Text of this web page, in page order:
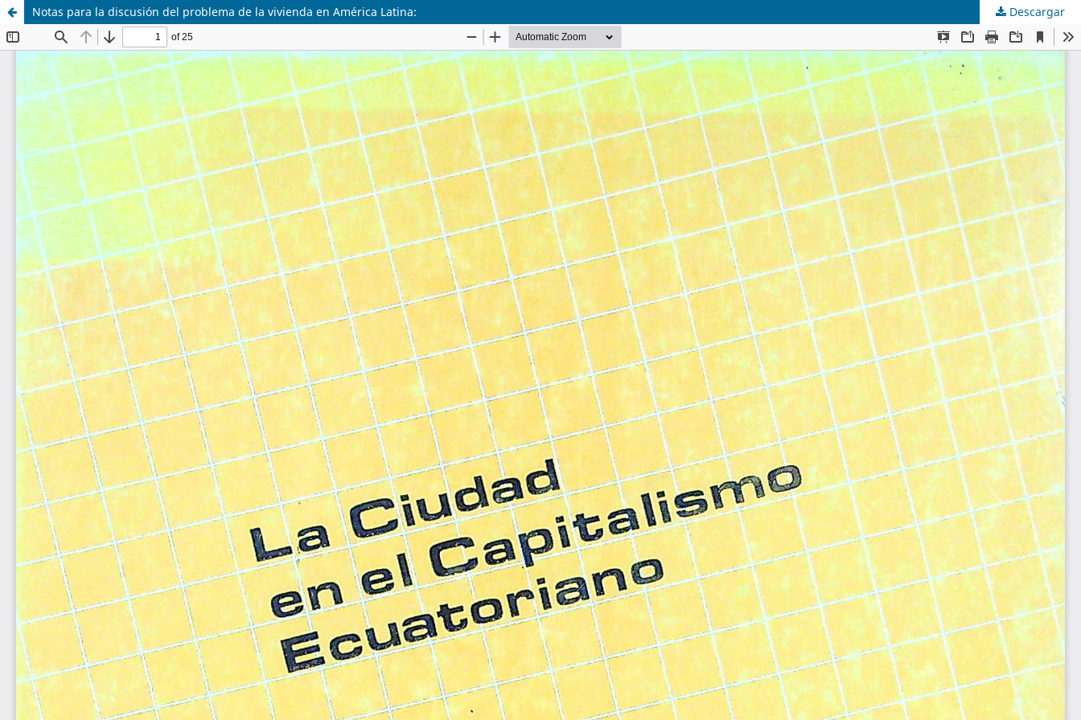
Notas para la discusión del problema de la vivienda en América Latina: Descargar